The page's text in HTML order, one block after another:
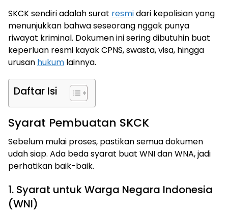
SKCK sendiri adalah surat resmidari kepolisian yang
menunjukkan bahwa seseorang nggak punya
riwayat kriminal. Dokumen ini sering dibutuhin buat
keperluan resmi kayak CPNS, swasta, visa, hingga
urusan hukum lainnya.
Daftar Isi
Syarat Pembuatan SKCK
Sebelum mulai proses, pastikan semua dokumen
udah siap. Ada beda syarat buat WNI dan WNA, jadi
perhatikan baik-baik.
1. Syarat untuk Warga Negara Indonesia
(WNI)